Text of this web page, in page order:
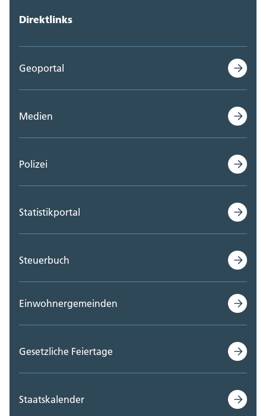
Direktlinks
Geoportal
Medien
Polizei
Statistikportal
Steuerbuch
Einwohnergemeinden
Gesetzliche Feiertage
Staatskalender